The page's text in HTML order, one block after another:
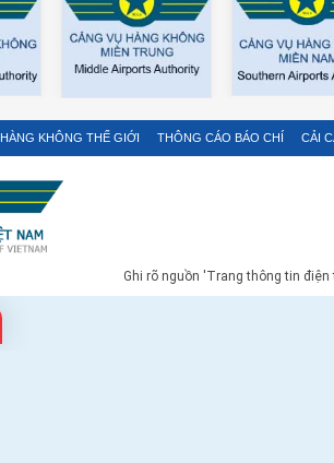
HÀNG KHÔNG THẾ GIỚI THÔNG CÁO BÁO CHÍ CẢI
Ghi rõ nguồn 'Trang thông tin